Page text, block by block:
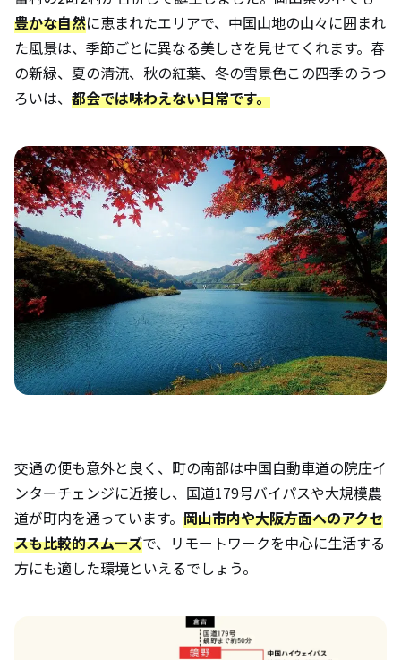
豊かな自然に恵まれたエリアで、中国山地の山々に囲まれ
た風景は、季節ごとに異なる美しさを見せてくれます。春
の新緑、夏の清流、秋の紅葉、冬の雪景色――この四季のうつ
ろいは、 都会では味わえない日常です。
交通の便も意外と良く、町の南部は中国自動車道の院庄イ
ンターチェンジに近接し、国道179号バイパスや大規模農
道が町内を通っています。 岡山市内や大阪方面へのアクセ
スも比較的スムーズで、リモートワークを中心に生活する
方にも適した環境といえるでしょう。